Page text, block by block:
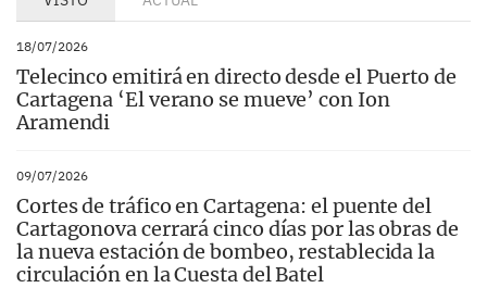
18/07/2026
Telecinco emitirá en directo desde el Puerto de
Cartagena ‘El verano se mueve’ con Ion
Aramendi
09/07/2026
Cortes de tráfico en Cartagena: el puente del
Cartagonova cerrará cinco días por las obras de
la nueva estación de bombeo, restablecida la
circulación en la Cuesta del Batel